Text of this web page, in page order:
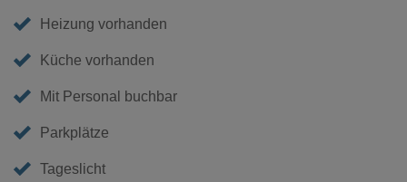
Heizung vorhanden
Küche vorhanden
Mit Personal buchbar
Parkplätze
Tageslicht